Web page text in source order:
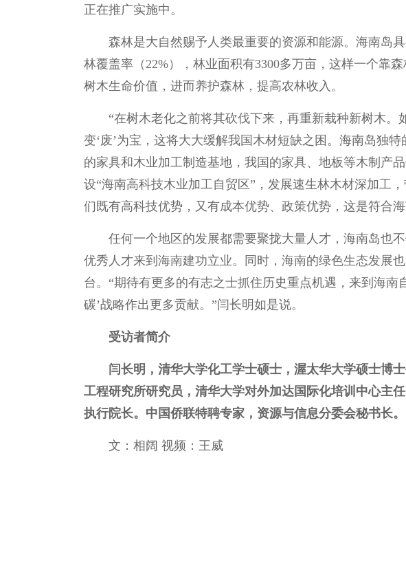
正在推广实施中。
森林是大自然赐予人类最重要的资源和能源。海南岛
林覆盖率（22%），林业面积有3300多万亩，这样一个靠
树木生命价值，进而养护森林，提高农林收入。
“在树木老化之前将其砍伐下来，再重新栽种新树木
变‘废’为宝，这将大大缓解我国木材短缺之困。海南岛独
的家具和木业加工制造基地，我国的家具、地板等木制产
设“海南高科技木业加工自贸区”，发展速生林木材深加工
们既有高科技优势，又有成本优势、政策优势，这是符合
任何一个地区的发展都需要聚拢大量人才，海南岛也
优秀人才来到海南建功立业。同时，海南的绿色生态发展
台。“期待有更多的有志之士抓住历史重点机遇，来到海南
碳’战略作出更多贡献。”闫长明如是说。
受访者简介
闫长明，清华大学化工学士硕士，渥太华大学硕士博
工程研究所研究员，清华大学对外加达国际化培训中心主
执行院长。中国侨联特聘专家，资源与信息分委会秘书长。
文：相阔 视频：王威